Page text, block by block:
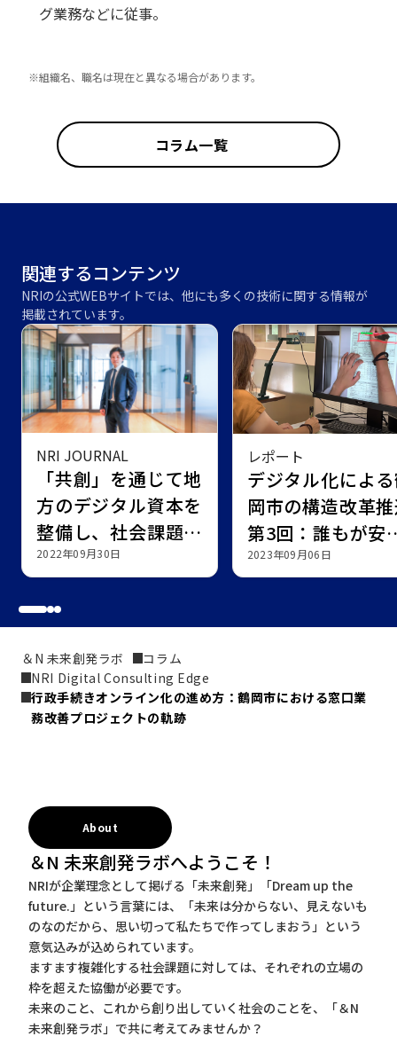
グ業務などに従事。
※組織名、職名は現在と異なる場合があります。
コラム一覧
関連するコンテンツ
NRIの公式WEBサイトでは、他にも多くの技術に関する情報が
掲載されています。
NRI JOURNAL
「共創」を通じて地
方のデジタル資本を
整備し、社会課題を
解決する～鶴岡市か
らの挑戦～
2022年09月30日
レポート
デジタル化によ
岡市の構造改革
第3回：誰もが安
して行政サービ
享受できる手続
2023年09月06日
＆N 未来創発ラボ
コラム
NRI Digital Consulting Edge
行政手続きオンライン化の進め方：鶴岡市における窓口業
務改善プロジェクトの軌跡
About
＆N 未来創発ラボへようこそ！
NRIが企業理念として掲げる「未来創発」「Dream up the
future.」という言葉には、「未来は分からない、見えないも
のなのだから、思い切って私たちで作ってしまおう」という
意気込みが込められています。
ますます複雑化する社会課題に対しては、それぞれの立場の
枠を超えた協働が必要です。
未来のこと、これから創り出していく社会のことを、「＆N
未来創発ラボ」で共に考えてみませんか？